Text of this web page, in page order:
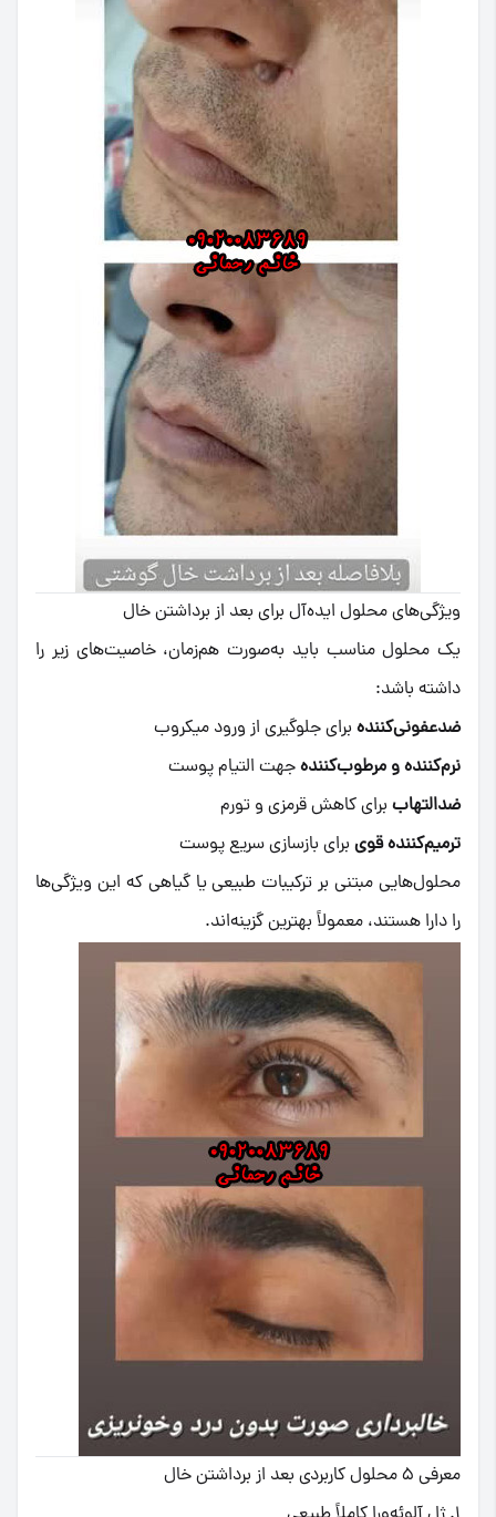
ویژگی‌های محلول ایده‌آل برای بعد از برداشتن خال
یک محلول مناسب باید به‌صورت هم‌زمان، خاصیت‌های زیر را
داشته باشد:
ضدعفونی‌کننده برای جلوگیری از ورود میکروب
نرم‌کننده و مرطوب‌کنندهجهت التیام پوست
ضدالتهاب برای کاهش قرمزی و تورم
ترمیم‌کننده قوی برای بازسازی سریع پوست
محلول‌هایی مبتنی بر ترکیبات طبیعی یا گیاهی که این ویژگی‌ها
را دارا هستند، معمولاً بهترین گزینه‌اند.
معرفی ۵ محلول کاربردی بعد از برداشتن خال